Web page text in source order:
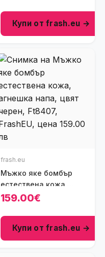
черен Ft8408
Купи от frash.eu →
frash.eu
Мъжко яке бомбър
естествена кожа,
агнешка напа, цвят
159.00€
Купи от frash.eu →